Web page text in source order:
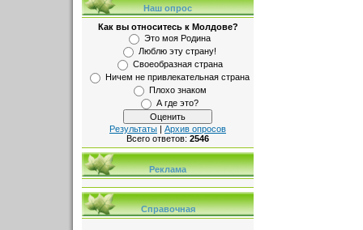
Наш опрос
Как вы относитесь к Молдове?
Это моя Родина
Люблю эту страну!
Своеобразная страна
Ничем не привлекательная страна
Плохо знаком
А где это?
Результаты | Архив опросов
Всего ответов: 2546
Реклама
Справочная